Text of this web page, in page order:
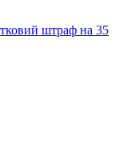
штраф на 35